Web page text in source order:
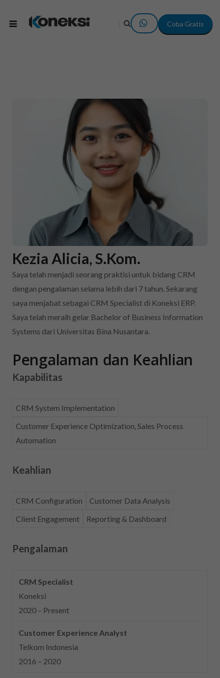
Coba Gratis
Kezia Alicia, S.Kom.
Saya telah menjadi seorang praktisi untuk bidang CRM
dengan pengalaman selama lebih dari 7 tahun. Sekarang
saya menjabat sebagai CRM Specialist di Koneksi ERP.
Saya telah meraih gelar Bachelor of Business Information
Systems dari Universitas Bina Nusantara.
Pengalaman dan Keahlian
Kapabilitas
CRM System Implementation
Customer Experience Optimization, Sales Process
Automation
Keahlian
CRM Configuration
Customer Data Analysis
Client Engagement
Reporting & Dashboard
Pengalaman
CRM Specialist
Koneksi
2020 – Present
Customer Experience Analyst
Telkom Indonesia
2016 – 2020